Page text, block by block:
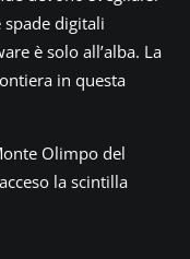
digitali
è solo all’alba. La
in questa
Olimpo del
la scintilla